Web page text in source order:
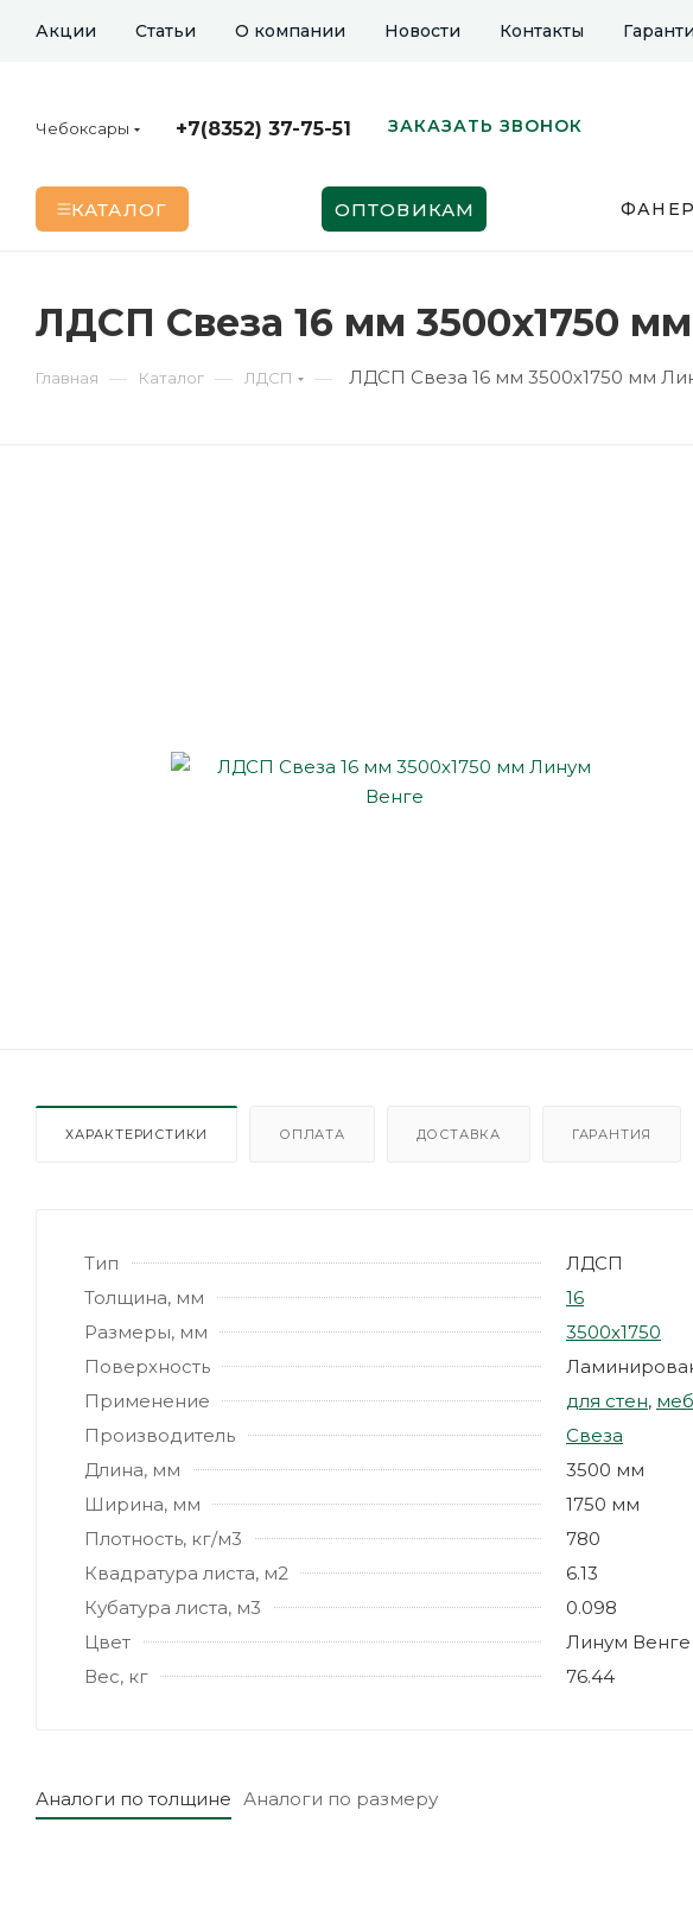
Акции Статьи О компании Новости Контакты
Чебоксары +7(8352) 37-75-51 ЗАКАЗАТЬ ЗВОНОК
КАТАЛОГ ОПТОВИКАМ
ЛДСП Свеза 16 мм 3500х1750
Главная — Каталог — ЛДСП — ЛДСП Свеза 16 мм 3500х1750 мм
ХАРАКТЕРИСТИКИ ОПЛАТА ДОСТАВКА ГАРАНТИЯ
Тип
ЛДСП
Толщина, мм
16
Размеры, мм
3500х1750
Поверхность
Применение
для стен,
Производитель
Свеза
Длина, мм
3500 мм
Ширина, мм
1750 мм
Плотность, кг/м3
780
Квадратура листа, м2
6.13
Кубатура листа, м3
0.098
Цвет
Линум Венге
Вес, кг
76.44
Аналоги по толщине Аналоги по размеру